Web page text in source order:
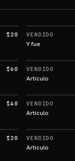
$20 VENDIDO
Y fue
$60 VENDIDO
Artículo
$40 VENDIDO
Artículo
$20 VENDIDO
Artículo